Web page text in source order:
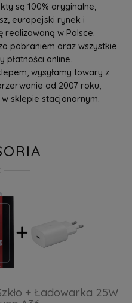
są 100% oryginalne,
europejski rynek i
w Polsce.
pobraniem oraz wszystkie
płatności online.
wysyłamy towary z
od 2007 roku,
sklepie stacjonarnym.
+ Ładowarka 25W